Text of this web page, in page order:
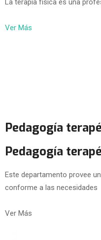
La terapia física es una
Ver Más
Pedagogía
Pedagogía
Este departamento provee
conforme a las necesidades
Ver Más